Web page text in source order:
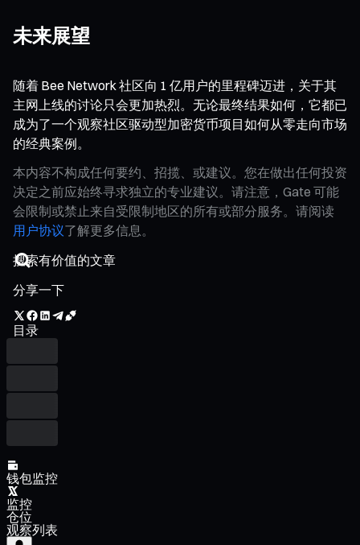
未来展望
随着 Bee Network 社区向 1 亿用户的里程碑迈进，关于其
主网上线的讨论只会更加热烈。无论最终结果如何，它都已
成为了一个观察社区驱动型加密货币项目如何从零走向市场
的经典案例。
本内容不构成任何要约、招揽、或建议。您在做出任何投资
决定之前应始终寻求独立的专业建议。请注意，Gate 可能
会限制或禁止来自受限制地区的所有或部分服务。请阅读
用户协议了解更多信息。
分享一下
目录
钱包监控
监控
仓位
观察列表